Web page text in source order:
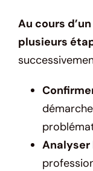
Au cours
plusieurs